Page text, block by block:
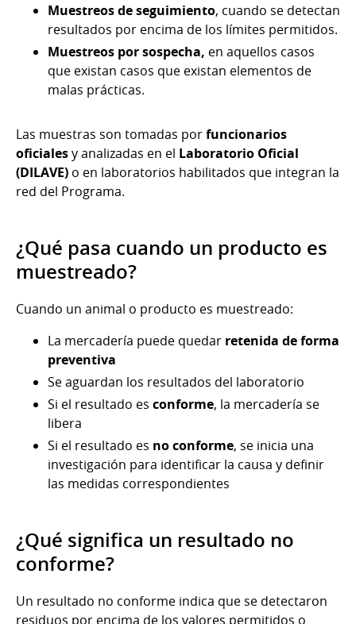
Muestreos de seguimiento, cuando se detectan
resultados por encima de los límites permitidos.
Muestreos por sospecha, en aquellos casos
que existan casos que existan elementos de
malas prácticas.
Las muestras son tomadas porfuncionarios
oficialesy analizadas en el Laboratorio Oficial
(DILAVE) o en laboratorios habilitados que integran la
red del Programa.
¿Qué pasa cuando un producto es
muestreado?
Cuando un animal o producto es muestreado:
La mercadería puede quedar retenida de forma
preventiva
Se aguardan los resultados del laboratorio
Si el resultado es conforme, la mercadería se
libera
Si el resultado es no conforme, se inicia una
investigación para identificar la causa y definir
las medidas correspondientes
¿Qué significa un resultado no
conforme?
Un resultado no conforme indica que se detectaron
residuos por encima de los valores permitidos o